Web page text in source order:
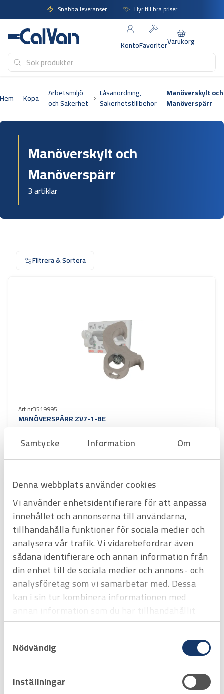
Samtycke Information Om
Denna webbplats använder cookies
Vi använder enhetsidentifierare för att anpassa
innehållet och annonserna till användarna,
tillhandahålla funktioner för sociala medier och
analysera vår trafik. Vi vidarebefordrar även
sådana identifierare och annan information från
din enhet till de sociala medier och annons- och
analysföretag som vi samarbetar med. Dessa
kan i sin tur kombinera informationen med
eller som de har samlat in när du har använt
Nödvändig
Inställningar
till
innehåll
Snabba leveranser Hyr till bra priser
KontoFavoriterVarukorg
Hem Köpa
Arbetsmiljö
och Säkerhet
Låsanordning,
Säkerhetstillbehör
Manöverskylt och
Manöverspärr
Manöverskylt och
Manöverspärr
3 artiklar
Filtrera & Sortera
Art.nr3519995
MANÖVERSPÄRR ZV7-1-BE
Art.nr 3519994
Offertpris